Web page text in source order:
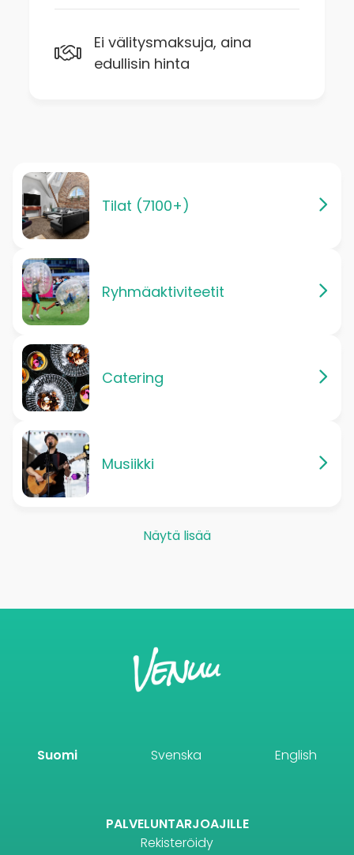
Ei välitysmaksuja, aina
edullisin hinta
Tilat (7100+)
Ryhmäaktiviteetit
Catering
Musiikki
Näytä lisää
Suomi Svenska English
PALVELUNTARJOAJILLE
Rekisteröidy